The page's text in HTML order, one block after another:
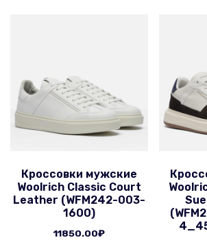
Кроссовки мужские
Woolrich Classic Court
Leather (WFM242-003-
1600)
11850.00₽